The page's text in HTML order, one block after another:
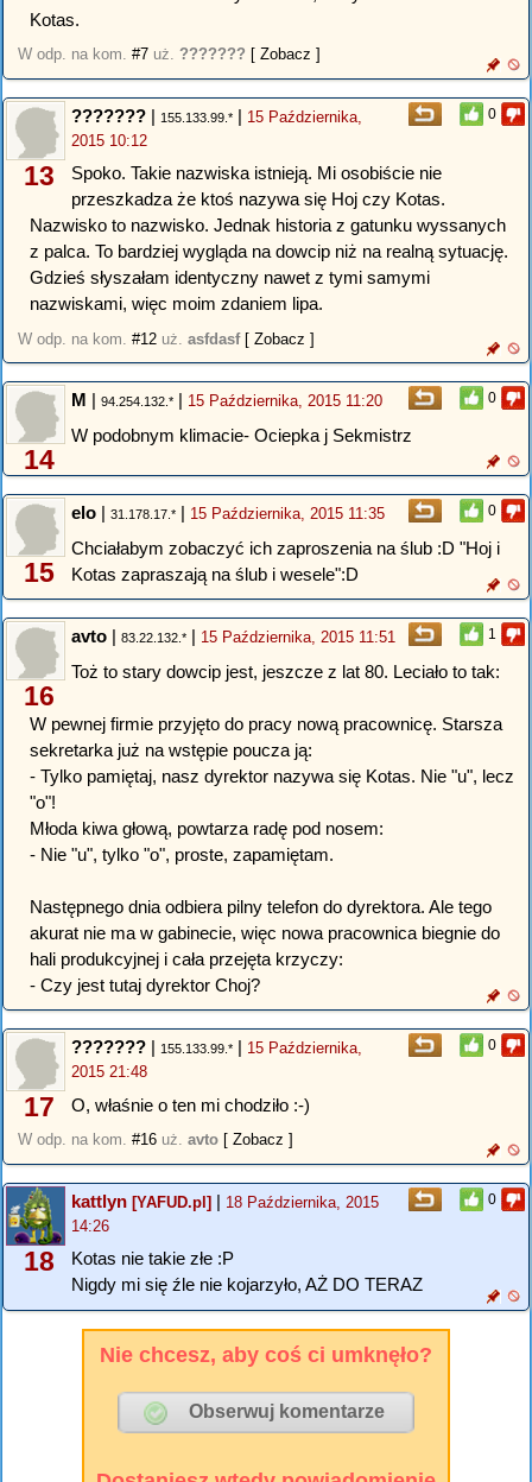
Kotas.
W odp. na kom. #7 uż. ??????? [ Zobacz ]
0
13
??????? | 155.133.99.* | 15 Października,
2015 10:12
Spoko. Takie nazwiska istnieją. Mi osobiście nie
przeszkadza że ktoś nazywa się Hoj czy Kotas.
Nazwisko to nazwisko. Jednak historia z gatunku wyssanych
z palca. To bardziej wygląda na dowcip niż na realną sytuację.
Gdzieś słyszałam identyczny nawet z tymi samymi
nazwiskami, więc moim zdaniem lipa.
W odp. na kom. #12 uż. asfdasf [ Zobacz ]
0
14
M | 94.254.132.* | 15 Października, 2015 11:20
W podobnym klimacie- Ociepka j Sekmistrz
0
15
elo | 31.178.17.* | 15 Października, 2015 11:35
Chciałabym zobaczyć ich zaproszenia na ślub :D "Hoj i
Kotas zapraszają na ślub i wesele":D
1
16
avto | 83.22.132.* | 15 Października, 2015 11:51
Toż to stary dowcip jest, jeszcze z lat 80. Leciało to tak:
W pewnej firmie przyjęto do pracy nową pracownicę. Starsza
sekretarka już na wstępie poucza ją:
- Tylko pamiętaj, nasz dyrektor nazywa się Kotas. Nie "u", lecz
"o"!
Młoda kiwa głową, powtarza radę pod nosem:
- Nie "u", tylko "o", proste, zapamiętam.
Następnego dnia odbiera pilny telefon do dyrektora. Ale tego
akurat nie ma w gabinecie, więc nowa pracownica biegnie do
hali produkcyjnej i cała przejęta krzyczy:
- Czy jest tutaj dyrektor Choj?
0
17
??????? | 155.133.99.* | 15 Października,
2015 21:48
O, właśnie o ten mi chodziło :-)
W odp. na kom. #16 uż. avto [ Zobacz ]
0
18
kattlyn [YAFUD.pl] | 18 Października, 2015
14:26
Kotas nie takie złe :P
Nigdy mi się źle nie kojarzyło, AŻ DO TERAZ
Nie chcesz, aby coś ci umknęło?